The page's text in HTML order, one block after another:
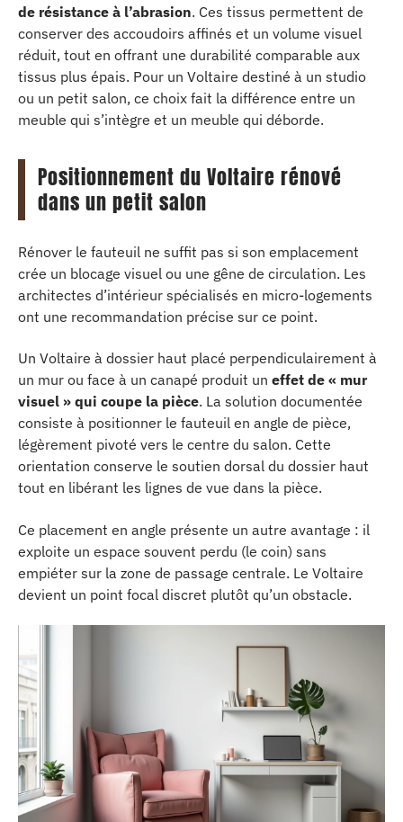
de résistance à l’abrasion. Ces tissus permettent de
conserver des accoudoirs affinés et un volume visuel
réduit, tout en offrant une durabilité comparable aux
tissus plus épais. Pour un Voltaire destiné à un studio
ou un petit salon, ce choix fait la différence entre un
meuble qui s’intègre et un meuble qui déborde.
Positionnement du Voltaire rénové
dans un petit salon
Rénover le fauteuil ne suffit pas si son emplacement
crée un blocage visuel ou une gêne de circulation. Les
architectes d’intérieur spécialisés en micro-logements
ont une recommandation précise sur ce point.
Un Voltaire à dossier haut placé perpendiculairement à
un mur ou face à un canapé produit un effet de « mur
visuel » qui coupe la pièce. La solution documentée
consiste à positionner le fauteuil en angle de pièce,
légèrement pivoté vers le centre du salon. Cette
orientation conserve le soutien dorsal du dossier haut
tout en libérant les lignes de vue dans la pièce.
Ce placement en angle présente un autre avantage : il
exploite un espace souvent perdu (le coin) sans
empiéter sur la zone de passage centrale. Le Voltaire
devient un point focal discret plutôt qu’un obstacle.